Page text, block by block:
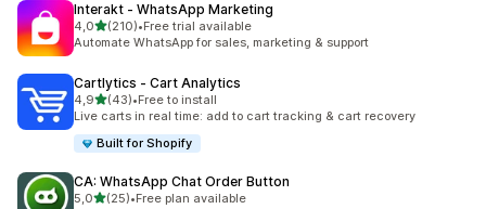
Interakt ‑ WhatsApp Marketing
4,0z 5 hvězd
(210)
Celkový počet recenzí: 210
•Free trial available
Automate WhatsApp for sales, marketing & support
Cartlytics ‑ Cart Analytics
4,9z 5 hvězd
(43)
Celkový počet recenzí: 43
•Free to install
Live carts in real time: add to cart tracking & cart recovery
Built for Shopify
CA: WhatsApp Chat Order Button
5,0z 5 hvězd
(25)
Celkový počet recenzí: 25
•Free plan available